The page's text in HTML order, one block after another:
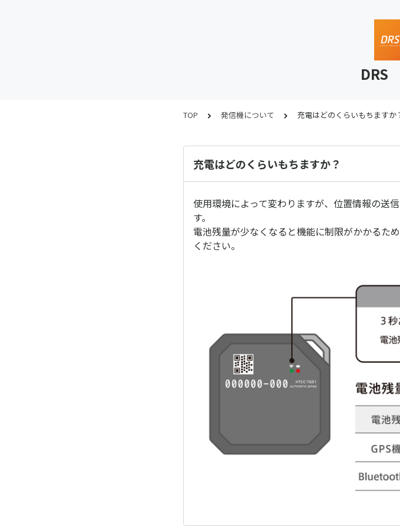
DRS
TOP 発信機について 充電はどのくらいもちますか
充電はどのくらいもちますか？
使用環境によって変わりますが、位置情報の送
す。
電池残量が少なくなると機能に制限がかかるた
ください。